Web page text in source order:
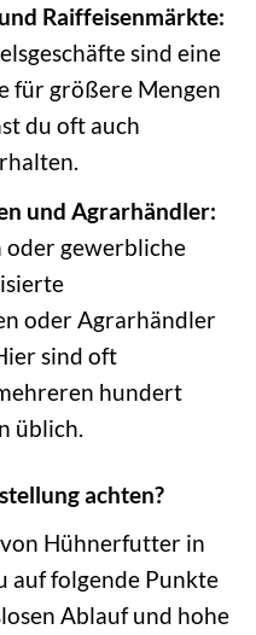
Raiffeisenmärkte:
sind eine
für größere Mengen
du oft auch
und Agrarhändler:
oder gewerbliche
oder Agrarhändler
sind oft
hundert
üblich.
achten?
Hühnerfutter in
auf folgende Punkte
Ablauf und hohe